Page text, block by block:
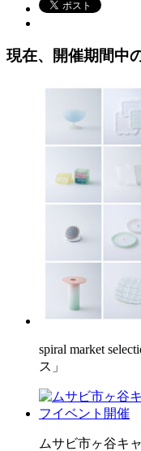
現在、開催期間中
spiral market
ス」
ムサビ市ヶ谷キ